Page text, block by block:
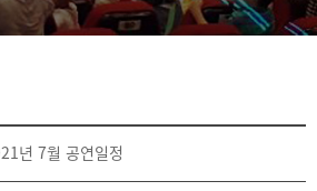
년 7월 공연일정